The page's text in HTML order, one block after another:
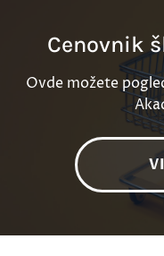
Cenovnik
Ovde možete